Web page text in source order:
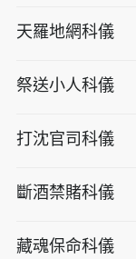
天羅地網科儀
祭送小人科儀
打沈官司科儀
斷酒禁賭科儀
藏魂保命科儀